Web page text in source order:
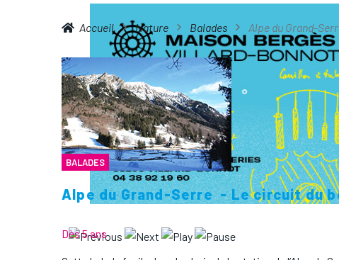
Accueil Nature Balades Alpe du Grand-
BALADES
Alpe du Grand-Serre - Le circuit du
Dès 5 ans